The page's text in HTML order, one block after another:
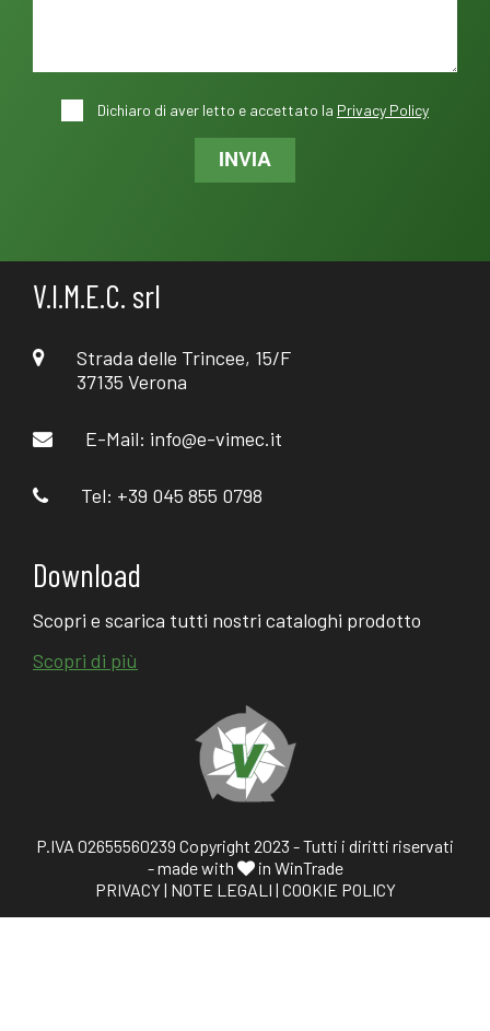
Dichiaro di aver letto e accettato la Privacy Policy
INVIA
V.I.M.E.C. srl
Strada delle Trincee, 15/F
37135 Verona
E-Mail: info@e-vimec.it
Tel: +39 045 855 0798
Download
Scopri e scarica tutti nostri cataloghi prodotto
Scopri di più
P.IVA 02655560239 Copyright 2023 - Tutti i diritti riservati
- made with
in WinTrade
PRIVACY| NOTE LEGALI | COOKIE POLICY